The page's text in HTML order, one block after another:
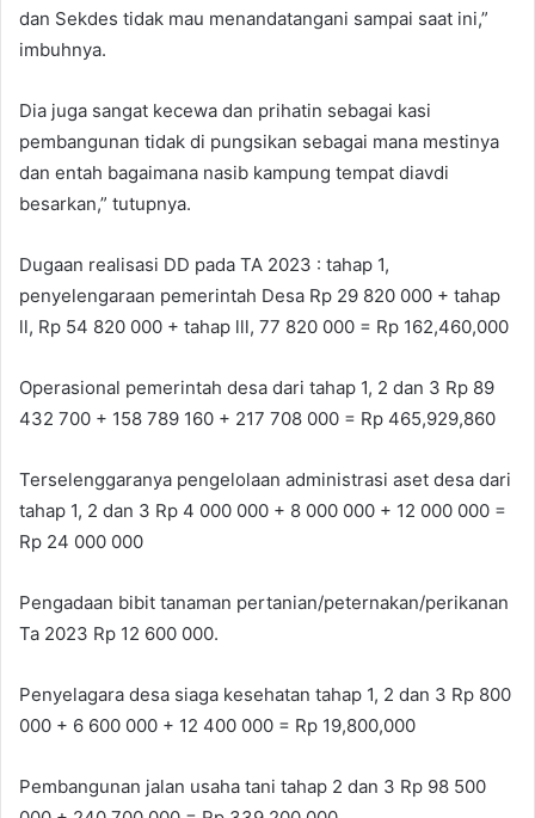
dan Sekdes tidak mau menandatangani sampai saat ini,”
imbuhnya.
Dia juga sangat kecewa dan prihatin sebagai kasi
pembangunan tidak di pungsikan sebagai mana mestinya
dan entah bagaimana nasib kampung tempat diavdi
besarkan,” tutupnya.
Dugaan realisasi DD pada TA 2023 : tahap 1,
penyelengaraan pemerintah Desa Rp 29 820 000 + tahap
ll, Rp 54 820 000 + tahap lll, 77 820 000 = Rp 162,460,000
Operasional pemerintah desa dari tahap 1, 2 dan 3 Rp 89
432 700 + 158 789 160 + 217 708 000 = Rp 465,929,860
Terselenggaranya pengelolaan administrasi aset desa dari
tahap 1, 2 dan 3 Rp 4 000 000 + 8 000 000 + 12 000 000 =
Rp 24 000 000
Pengadaan bibit tanaman pertanian/peternakan/perikanan
Ta 2023 Rp 12 600 000.
Penyelagara desa siaga kesehatan tahap 1, 2 dan 3 Rp 800
000 + 6 600 000 + 12 400 000 = Rp 19,800,000
Pembangunan jalan usaha tani tahap 2 dan 3 Rp 98 500